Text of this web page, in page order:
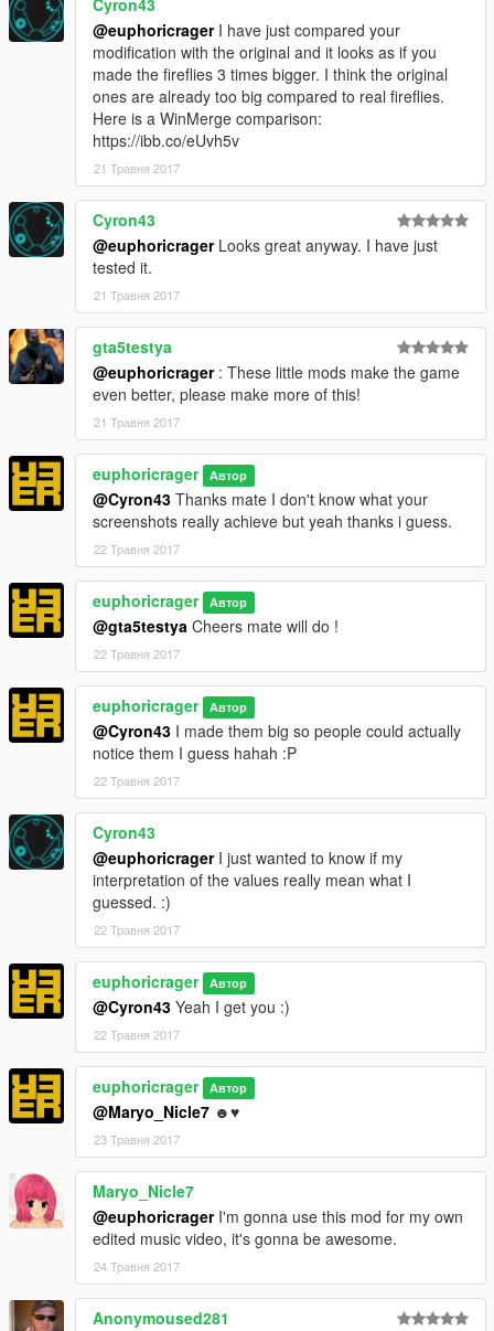
Cyron43
@euphoricragerI have just compared your
modification with the original and it looks as if you
made the fireflies 3 times bigger. I think the original
ones are already too big compared to real fireflies.
Here is a WinMerge comparison:
https://ibb.co/eUvh5v
21 Травня 2017
Cyron43
@euphoricragerLooks great anyway. I have just
tested it.
21 Травня 2017
gta5testya
@euphoricrager: These little mods make the game
even better, please make more of this!
21 Травня 2017
euphoricrager Автор
@Cyron43 Thanks mate I don't know what your
screenshots really achieve but yeah thanks i guess.
22 Травня 2017
euphoricrager Автор
@gta5testya Cheers mate will do !
22 Травня 2017
euphoricrager Автор
@Cyron43 I made them big so people could actually
notice them I guess hahah :P
22 Травня 2017
Cyron43
@euphoricragerI just wanted to know if my
interpretation of the values really mean what I
guessed. :)
22 Травня 2017
euphoricrager Автор
@Cyron43 Yeah I get you :)
22 Травня 2017
euphoricrager Автор
@Maryo_Nicle7 ☻♥
23 Травня 2017
Maryo_Nicle7
@euphoricragerI'm gonna use this mod for my own
edited music video, it's gonna be awesome.
24 Травня 2017
Anonymoused281